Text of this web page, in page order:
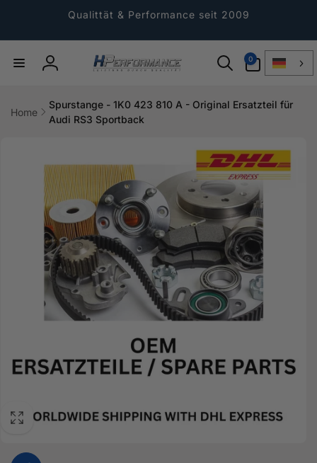
Qualittät & Performance seit 2009
Einloggen
0
Artikel
Home
Spurstange - 1K0 423 810 A - Original Ersatzteil für
Audi RS3 Sportback